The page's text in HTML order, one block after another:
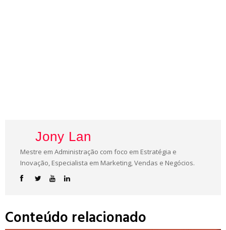
Jony Lan
Mestre em Administração com foco em Estratégia e
Inovação, Especialista em Marketing, Vendas e Negócios.
Conteúdo relacionado